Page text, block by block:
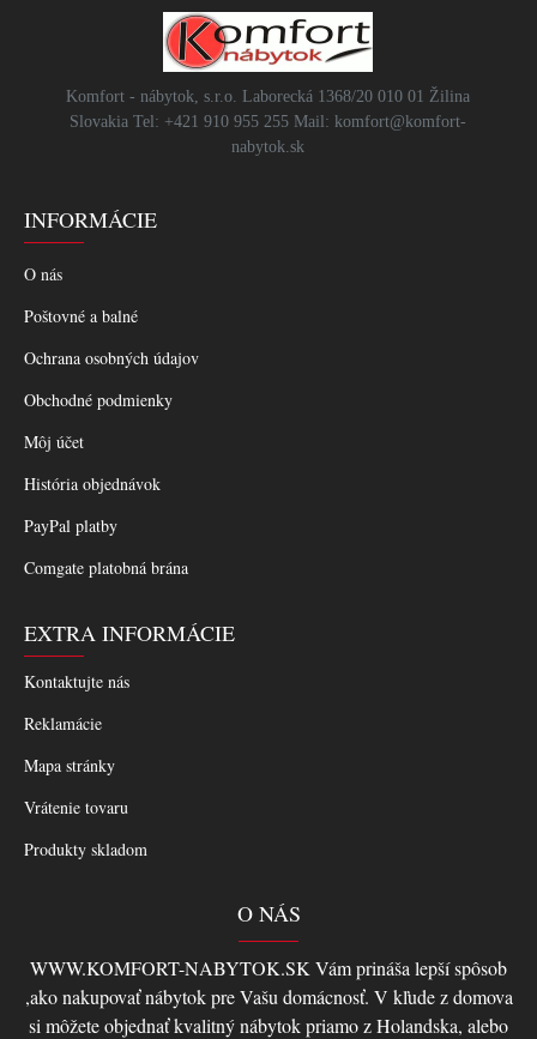
Komfort - nábytok, s.r.o. Laborecká 1368/20 010 01 Žilina
Slovakia Tel: +421 910 955 255 Mail: komfort@komfort-
nabytok.sk
INFORMÁCIE
O nás
Poštovné a balné
Ochrana osobných údajov
Obchodné podmienky
Môj účet
História objednávok
PayPal platby
Comgate platobná brána
EXTRA INFORMÁCIE
Kontaktujte nás
Reklamácie
Mapa stránky
Vrátenie tovaru
Produkty skladom
O NÁS
WWW.KOMFORT-NABYTOK.SK Vám prináša lepší spôsob
,ako nakupovať nábytok pre Vašu domácnosť. V kľude z domova
si môžete objednať kvalitný nábytok priamo z Holandska, alebo